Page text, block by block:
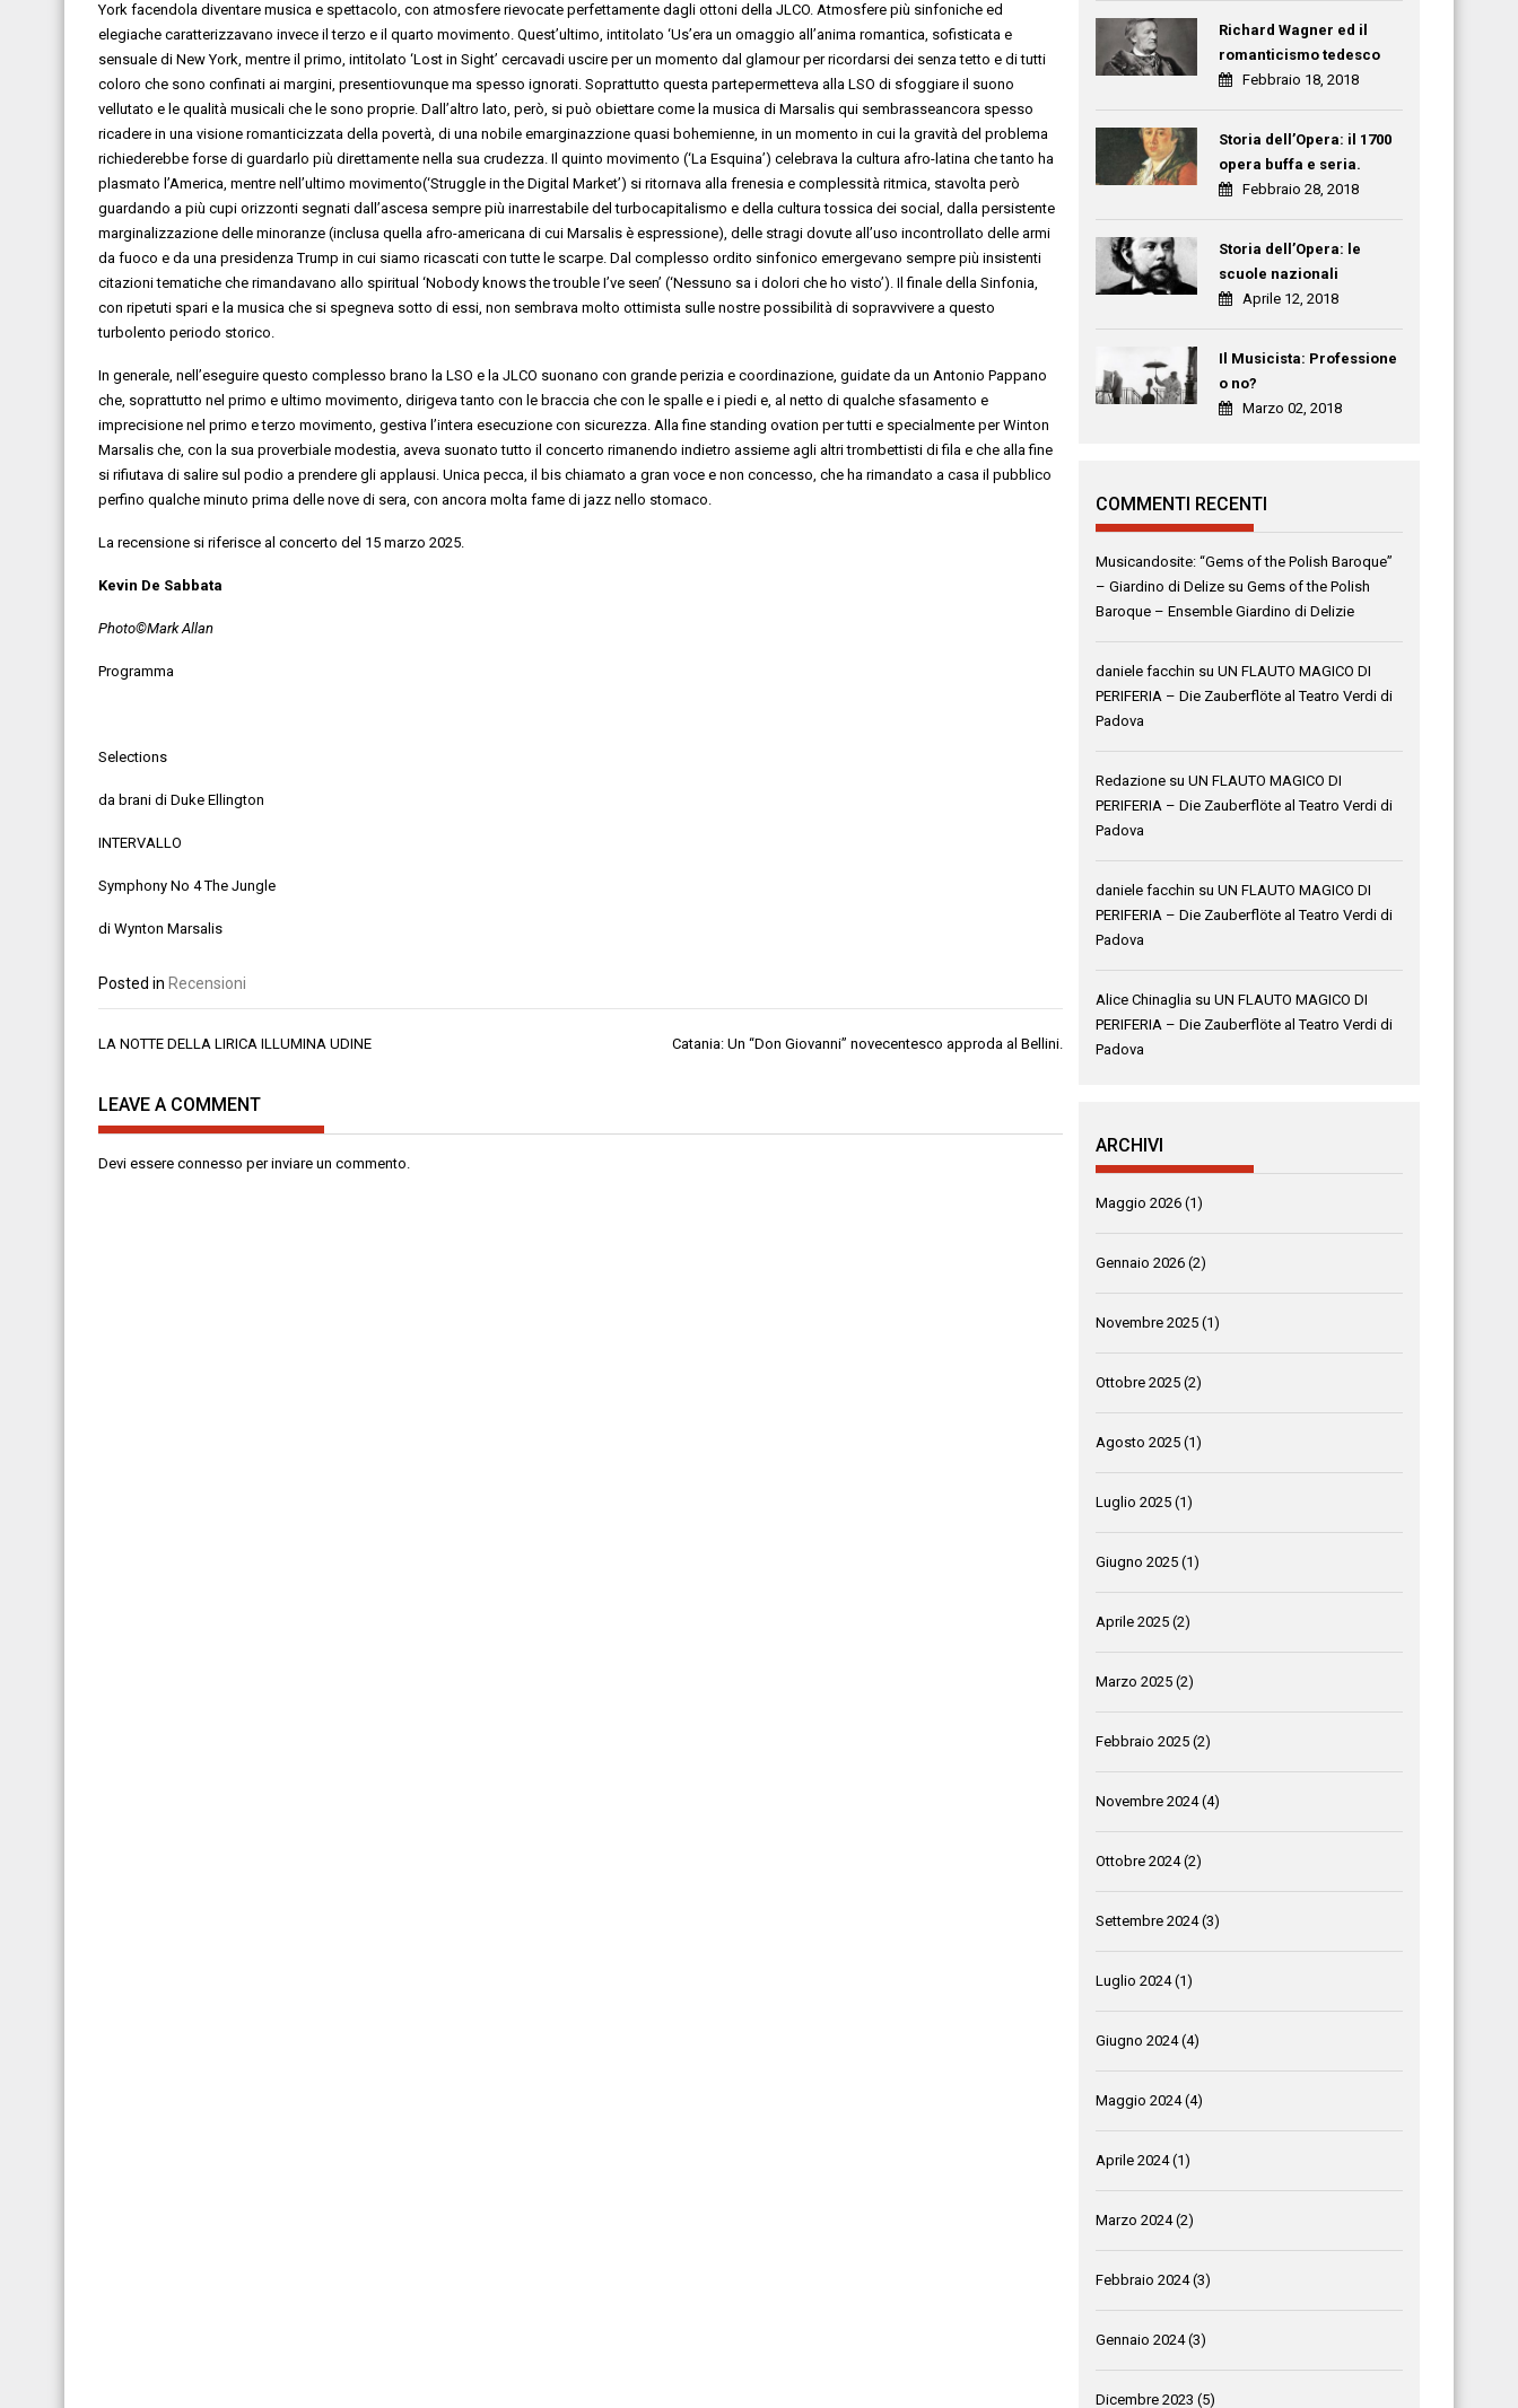
York facendola diventare musica e spettacolo, con atmosfere rievocate perfettamente dagli ottoni della JLCO. Atmosfere più sinfoniche ed
elegiache caratterizzavano invece il terzo e il quarto movimento. Quest’ultimo, intitolato ‘Us’era un omaggio all’anima romantica, sofisticata e
sensuale di New York, mentre il primo, intitolato ‘Lost in Sight’ cercavadi uscire per un momento dal glamourper ricordarsi dei senza tetto e di tutti
coloro che sono confinati ai margini, presentiovunque ma spesso ignorati. Soprattutto questa partepermetteva alla LSO di sfoggiare il suono
vellutato e le qualità musicali che le sono proprie. Dall’altro lato, però, si può obiettare come la musica di Marsalis qui sembrasseancora spesso
ricadere in una visione romanticizzata della povertà, di una nobile emarginazzione quasi bohemienne, in un momento in cui la gravità del problema
richiederebbe forse di guardarlo più direttamente nella sua crudezza. Il quinto movimento (‘La Esquina’) celebrava la cultura afro- atina che tanto ha
plasmato l’America, mentre nell’ultimo movimento(‘Struggle in the Digital Market’) si ritornava al la frenesia e complessità ritmica, stavolta però
guardando a più cupi orizzonti segnati dall ’ascesa sempre più inarrestabile de l turbocapitalismo e della cultura tossica dei social , da lla persistente
marginalizzazione delle minoranze (inclusa quella afro-americana di cui Marsalis è espressione), delle stragi dovute all’uso incontrollato delle armi
da fuoco e da una presidenza Trump in cui siamo ricascati con tutte le scarpe. Dal complesso ordito sinfonico emergevano sempre più insistenti
citazioni tematiche che rimandavano allo spiritual ‘Nobody knows the trouble I’ve seen’ (‘Nessuno sa i dolori che ho visto’). Il finale de lla Sinfonia,
con ripetuti spari e la musica che si spegneva sotto di essi, non sembrava molto ottimista sulle nostre possibilità di sopravvivere a questo
turbolento periodo storico.
In generale, nell’eseguire questo complesso brano l a LSO e la JLCO suonano con grande perizia e coordinazione, guidate da un Antonio Pappano
che, soprattutto nel primo e ultimo movimento, dirigevatanto con le braccia che con le spalle e i piedi e, al netto di qualche sfasamento e
imprecisione nel primo e terzo movimento, gestiva l’intera esecuzione con sicurezza. All afine standing ovation per tutti e specialmente per Winton
Marsalis che, con la sua proverbiale modestia, aveva suonato tutto il concerto rimanendo indietro assieme agli altri trombettisti di fila e che alla fine
si rifiutava di salire sul podio a prendere gli applausi. Unica pecca, il bis chiamato a gran voce e non concesso, che ha rimandato a casa il pubblico
perfino qualche minuto prima delle nove di sera, con ancora molta fame di jazz nello stomaco.
La recensione si riferisce al concerto del 15 marzo 2025.
Kevin De Sabbata
Photo©Mark Allan
Programma
Selections
da brani di Duke Ellington
INTERVALLO
Symphony No 4 The Jungle
di Wynton Marsalis
Posted in Recensioni
Navigazione
LA NOTTE DELLA LIRICA ILLUMINA UDINE Catania: Un “Don Giovanni” novecentesco approda al Bellini.
LEAVE A COMMENT
Devi essere connesso per inviare un commento.
Richard Wagner ed il
romanticismo tedesco
Febbraio 18, 2018
Storia dell’Opera: il 1700
opera buffa e seria.
Febbraio 28, 2018
Storia dell’Opera: le
scuole nazionali
Aprile 12, 2018
Il Musicista: Professione
o no?
Marzo 02, 2018
COMMENTI RECENTI
Musicandosite: “Gems of the Polish Baroque”
– Giardino di Delize suGems of the Polish
Baroque – Ensemble Giardino di Delizie
daniele facchin suUN FLAUTO MAGICO DI
PERIFERIA – Die Zauberflöte al Teatro Verdi di
Padova
Redazione suUN FLAUTO MAGICO DI
PERIFERIA – Die Zauberflöte al Teatro Verdi di
Padova
daniele facchin suUN FLAUTO MAGICO DI
PERIFERIA – Die Zauberflöte al Teatro Verdi di
Padova
Alice Chinaglia suUN FLAUTO MAGICO DI
PERIFERIA – Die Zauberflöte al Teatro Verdi di
Padova
ARCHIVI
Maggio 2026 (1)
Gennaio 2026 (2)
Novembre 2025 (1)
Ottobre 2025 (2)
Agosto 2025 (1)
Luglio 2025 (1)
Giugno 2025 (1)
Aprile 2025 (2)
Marzo 2025 (2)
Febbraio 2025 (2)
Novembre 2024(4)
Ottobre 2024(2)
Settembre 2024(3)
Luglio 2024(1)
Giugno 2024(4)
Maggio 2024(4)
Aprile 2024(1)
Marzo 2024(2)
Febbraio 2024(3)
Gennaio 2024(3)
Dicembre 2023 (5)